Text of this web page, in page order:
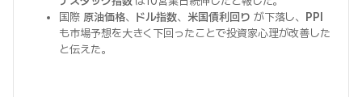
国際 原油価格、 ドル指数、 米国債利回り が下落し、
PPI
も市場予想を大きく下回ったことで投資家心理が改善した
と伝えた。